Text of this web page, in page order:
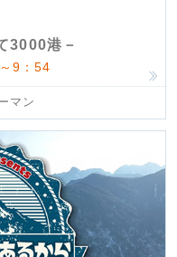
3000港－
9：54
マン